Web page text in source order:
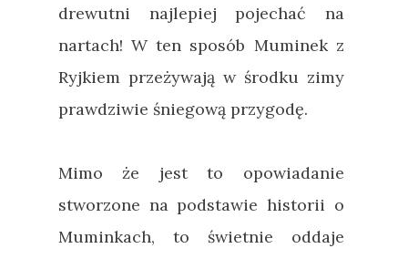
drewutni najlepiej pojechać na
nartach! W ten sposób Muminek z
Ryjkiem przeżywają w środku zimy
prawdziwie śniegową przygodę.
Mimo że jest to opowiadanie
stworzone na podstawie historii o
Muminkach, to świetnie oddaje